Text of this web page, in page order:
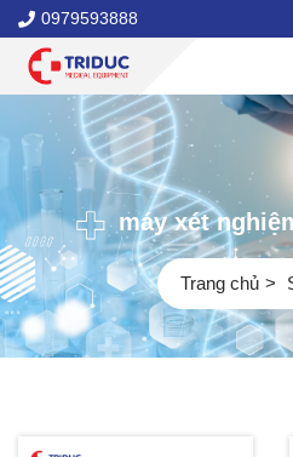
0979593888
máy xét
Trang chủ